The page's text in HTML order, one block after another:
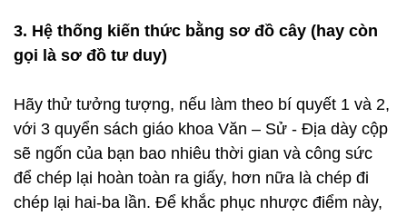
3. Hệ thống kiến thức bằng sơ đồ cây (hay còn
gọi là sơ đồ tư duy)
Hãy thử tưởng tượng, nếu làm theo bí quyết 1 và 2,
với 3 quyển sách giáo khoa Văn – Sử - Địa dày cộp
sẽ ngốn của bạn bao nhiêu thời gian và công sức
để chép lại hoàn toàn ra giấy, hơn nữa là chép đi
chép lại hai-ba lần. Để khắc phục nhược điểm này,